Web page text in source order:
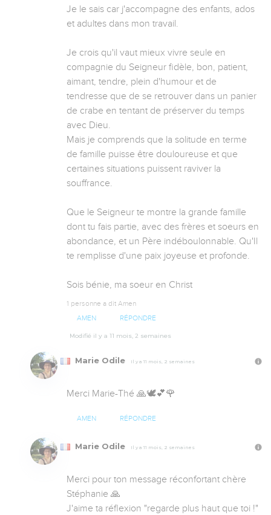
Je le sais car j'accompagne des enfants, ados
et adultes dans mon travail.
Je crois qu'il vaut mieux vivre seule en
compagnie du Seigneur fidèle, bon, patient,
aimant, tendre, plein d'humour et de
tendresse que de se retrouver dans un panier
de crabe en tentant de préserver du temps
avec Dieu.
Mais je comprends que la solitude en terme
de famille puisse être douloureuse et que
certaines situations puissent raviver la
souffrance.
Que le Seigneur te montre la grande famille
dont tu fais partie, avec des frères et soeurs en
abondance, et un Père indéboulonnable. Qu'Il
te remplisse d'une paix joyeuse et profonde.
Sois bénie, ma soeur en Christ
1 personne a dit Amen
AMEN RÉPONDRE
Modifié il y a 11 mois, 2 semaines
Marie Odile Il y a 11 mois, 2 semaines
Merci Marie-Thé 🙏🕊️💕🌹
AMEN RÉPONDRE
Marie Odile Il y a 11 mois, 2 semaines
Merci pour ton message réconfortant chère
Stéphanie 🙏
J'aime ta réflexion "regarde plus haut que toi !"